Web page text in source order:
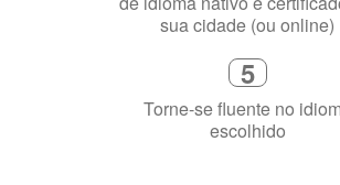
5
Torne-se fluente no idioma
escolhido